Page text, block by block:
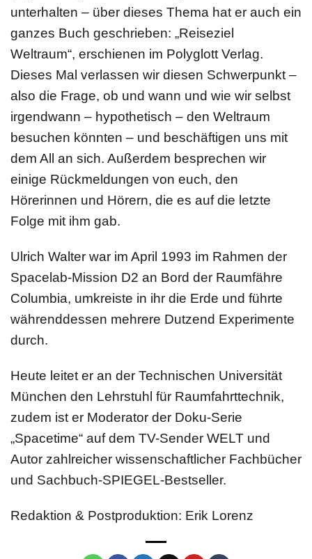
unterhalten – über dieses Thema hat er auch ein
ganzes Buch geschrieben: „Reiseziel
Weltraum“, erschienen im Polyglott Verlag.
Dieses Mal verlassen wir diesen Schwerpunkt –
also die Frage, ob und wann und wie wir selbst
irgendwann – hypothetisch – den Weltraum
besuchen könnten – und beschäftigen uns mit
dem All an sich. Außerdem besprechen wir
einige Rückmeldungen von euch, den
Hörerinnen und Hörern, die es auf die letzte
Folge mit ihm gab.
Ulrich Walter war im April 1993 im Rahmen der
Spacelab-Mission D2 an Bord der Raumfähre
Columbia, umkreiste in ihr die Erde und führte
währenddessen mehrere Dutzend Experimente
durch.
Heute leitet er an der Technischen Universität
München den Lehrstuhl für Raumfahrttechnik,
zudem ist er Moderator der Doku-Serie
„Spacetime“ auf dem TV-Sender WELT und
Autor zahlreicher wissenschaftlicher Fachbücher
und Sachbuch-SPIEGEL-Bestseller.
Redaktion & Postproduktion: Erik Lorenz